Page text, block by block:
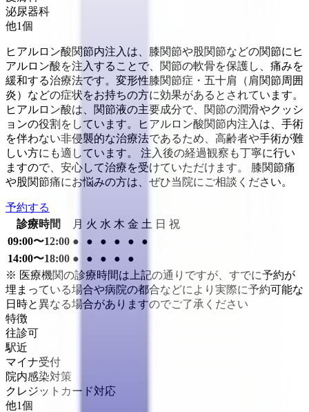
泌尿器科
他1個
ヒアルロン酸関節内注入は、膝関節や股関節などの関節にヒ
アルロン酸を注入することで、関節の軟骨を保護し、痛みを
緩和する治療法です。変形性膝関節症・五十肩（肩関節周囲
炎）などの症状をお持ちの方に効果があるとされています。
ヒアルロン酸は、関節液の主要成分で、関節の潤滑やクッシ
ョンの役割をしています。ヒアルロン酸関節内注入は、手術
を伴わない非侵襲的な治療法であるため、高齢者や手術が難
しい方にも適しています。 注入後の経過観察も丁寧に行い
ますので、安心して治療を受けていただけます。 膝関節痛
や股関節痛にお悩みの方は、ぜひ当院にご相談ください。
予約する
診療時間
月 火 水 木 金 土 日 祝
09:00〜12:00 ● ● ● ● ●
●
14:00〜18:00 ● ● ● ●
●
※ 医療機関の診療時間は上記の通りですが、すでに予約が
埋まっている場合や病院の都合などにより実際に予約可能な
日時と異なる場合がありますのでご了承ください
特徴
往診可
駅近
マイナ受付
院内感染対策
クレジットカード対応
他1個